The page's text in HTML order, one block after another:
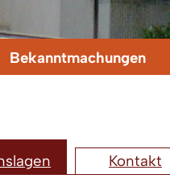
Bekanntmachungen
Kontakt